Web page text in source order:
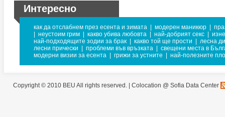
Интересно
как да отслабнем през есента и зимата модерен маникюр
неустоим грим какво убива любовта най-добрият секс
най-подходящите зодии за брак
какво той ще прости
лесна
лесни прически
проблеми във връзката
свещени места в
модерни визии за есента
грижи за устните най-полезните
Copyright © 2010 BEU All rights reserved. | Colocation @ Sofia Data Center